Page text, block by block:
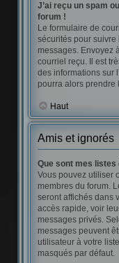
J’ai reçu un spam
forum !
Le formulaire de
sécurités pour
messages. Envoyez
courriel reçu. Il est
des informations sur
pourra alors prendre
Haut
Amis et ignorés
Que sont mes listes
Vous pouvez utiliser
membres du forum.
seront affichés dans
accès rapide, voir
messages privés.
messages peuvent
utilisateur à votre
masqués par défaut.